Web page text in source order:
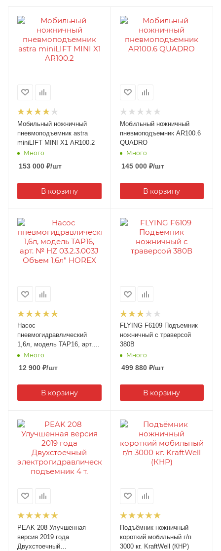
Мобильный ножничный
пневмоподъемник astra
miniLIFT MINI X1 AR100.2
Много
153 000 ₽/шт
В корзину
Мобильный ножничный
пневмоподъемник AR100.6
QUADRO
Много
145 000₽/шт
В корзину
Насос
пневмогидравлический
1,6л, модель TAP16, арт.
№ HZ 03.2.3.003J Объем
1,6л" HOREX
Много
12 900 ₽/шт
В корзину
FLYING F6109 Подъемник
ножничный с траверсой
380В
Много
499 880₽/шт
В корзину
PEAK 208 Улучшенная
версия 2019 года
Двухстоечный
Подъёмник ножничный
короткий мобильный г/п
3000 кг. KraftWell (КНР)